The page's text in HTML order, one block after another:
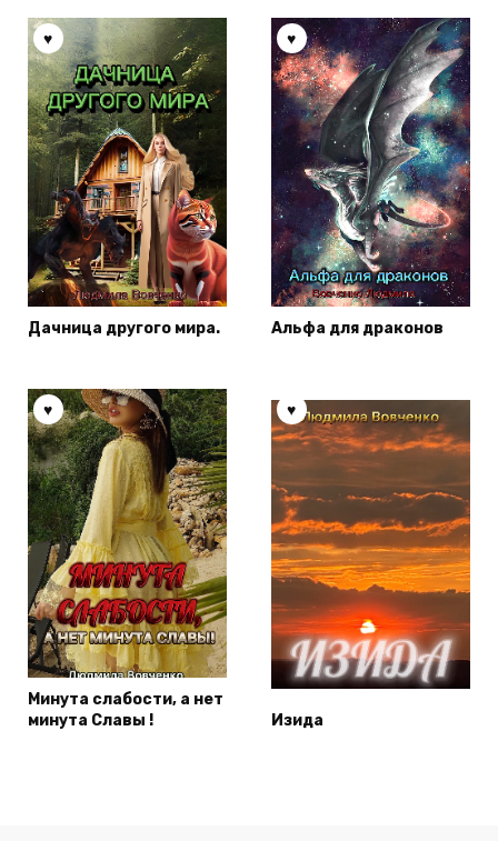
Дачница другого мира. Альфа для драконов
Минута слабости, а нет
минута Славы !
Изида